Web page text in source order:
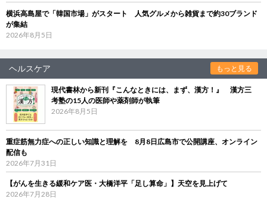
横浜高島屋で「韓国市場」がスタート 人気グルメから雑貨まで約30ブランド
が集結
2026年8月5日
ヘルスケア もっと見る
現代書林から新刊『こんなときには、まず、漢方！』 漢方三
考塾の15人の医師や薬剤師が執筆
2026年8月5日
重症筋無力症への正しい知識と理解を 8月8日広島市で公開講座、オンライン
配信も
2026年7月31日
【がんを生きる緩和ケア医・大橋洋平「足し算命」】天空を見上げて
2026年7月28日